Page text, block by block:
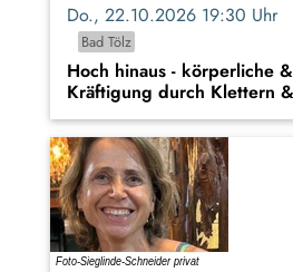
Do., 22.10.2026 19:30 Uhr
Bad Tölz
Hoch hinaus - körperliche
Kräftigung durch Klettern